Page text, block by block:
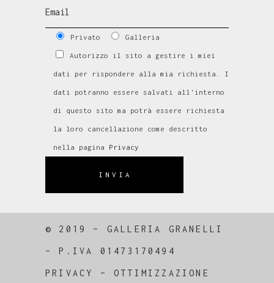
Privato Galleria
Autorizzo il sito a gestire i miei
dati per rispondere alla mia richiesta. I
dati potranno essere salvati all'interno
di questo sito ma potrà essere richiesta
la loro cancellazione come descritto
nella pagina Privacy
INVIA
© 2019 – GALLERIA GRANELLI
–P.IVA 01473170494
PRIVACY –OTTIMIZZAZIONE